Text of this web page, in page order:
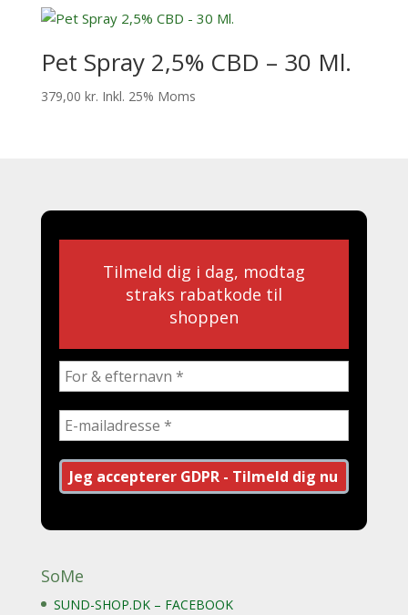
Pet Spray 2,5% CBD – 30 Ml.
379,00 kr. Inkl. 25% Moms
Tilmeld dig i dag, modtag
straks rabatkode til
shoppen
SoMe
SUND-SHOP.DK – FACEBOOK